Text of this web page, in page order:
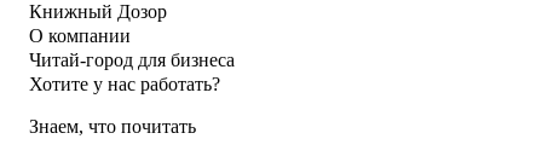
Книжный Дозор
О компании
Читай-город для бизнеса
Хотите у нас работать?
Знаем, что почитать